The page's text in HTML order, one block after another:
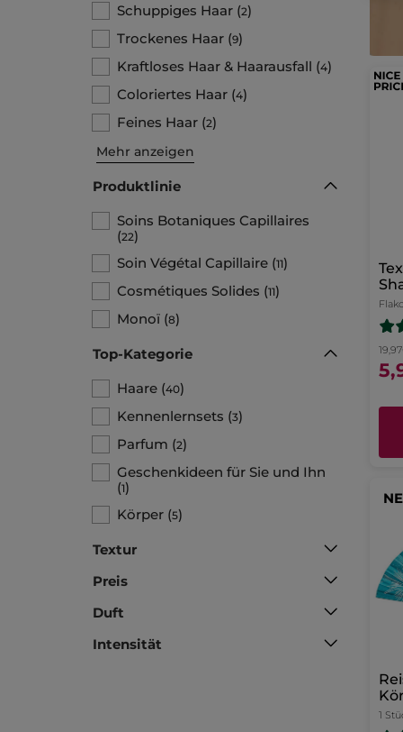
Schuppiges Haar (2)
Trockenes Haar (9)
Kraftloses Haar & Haarausfall (4)
Coloriertes Haar (4)
Feines Haar (2)
Mehr anzeigen
Produktlinie
Soins Botaniques Capillaires
(22)
Soin Végétal Capillaire (11)
Cosmétiques Solides (11)
Monoï (8)
Top-Kategorie
Haare (40)
Kennenlernsets (3)
Parfum (2)
Geschenkideen für Sie und Ihn
(1)
Körper (5)
Textur
Preis
Duft
Intensität
1